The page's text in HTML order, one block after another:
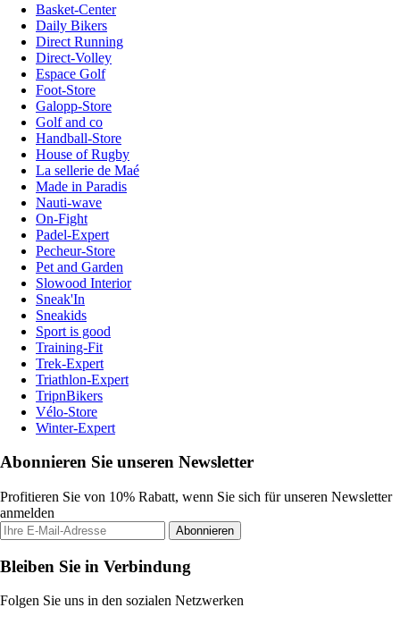
Basket-Center
Daily Bikers
Direct Running
Direct-Volley
Espace Golf
Foot-Store
Galopp-Store
Golf and co
Handball-Store
House of Rugby
La sellerie de Maé
Made in Paradis
Nauti-wave
On-Fight
Padel-Expert
Pecheur-Store
Pet and Garden
Slowood Interior
Sneak'In
Sneakids
Sport is good
Training-Fit
Trek-Expert
Triathlon-Expert
TripnBikers
Vélo-Store
Winter-Expert
Abonnieren Sie unseren Newsletter
Profitieren Sie von 10% Rabatt, wenn Sie sich für unseren Newsletter
anmelden
Abonnieren
Bleiben Sie in Verbindung
Folgen Sie uns in den sozialen Netzwerken